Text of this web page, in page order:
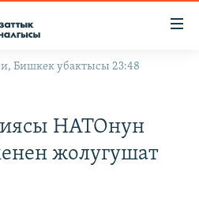
Бишкек убактысы 23:48
НАТОнун
жолугушат